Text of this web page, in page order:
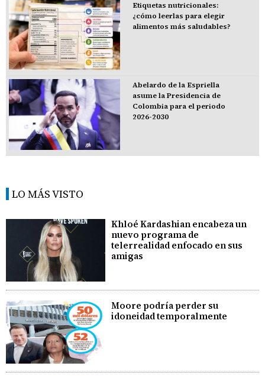
Etiquetas nutricionales:
¿cómo leerlas para elegir
alimentos más saludables?
Abelardo de la Espriella
asume la Presidencia de
Colombia para el periodo
2026-2030
LO MÁS VISTO
Khloé Kardashian encabeza un
nuevo programa de
telerrealidad enfocado en sus
amigas
Moore podría perder su
idoneidad temporalmente